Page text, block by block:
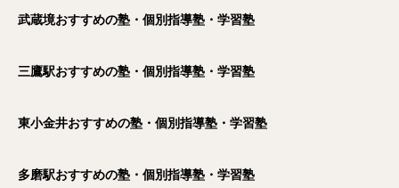
武蔵境おすすめの塾・個別指導塾・学習塾
三鷹駅おすすめの塾・個別指導塾・学習塾
東小金井おすすめの塾・個別指導塾・学習塾
多磨駅おすすめの塾・個別指導塾・学習塾